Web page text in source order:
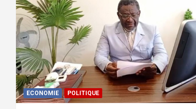
ECONOMIE POLITIQUE